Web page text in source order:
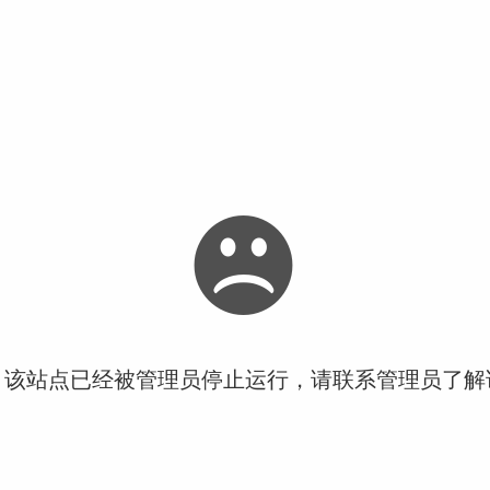
站点已经被管理员停止运行，请联系管理员了